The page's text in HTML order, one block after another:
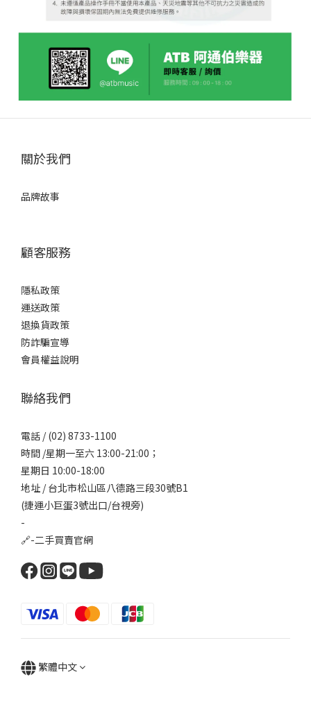
關於我們
品牌故事
顧客服務
隱私政策
運送政策
退換貨政策
防詐騙宣導
會員權益說明
聯絡我們
電話 / (02) 8733-1100
時間 /星期一至六 13:00-21:00；
星期日 10:00-18:00
地址 / 台北市松山區八德路三段30號B1
(捷運小巨蛋3號出口/台視旁)
-
🔗-二手買賣官網
繁體中文